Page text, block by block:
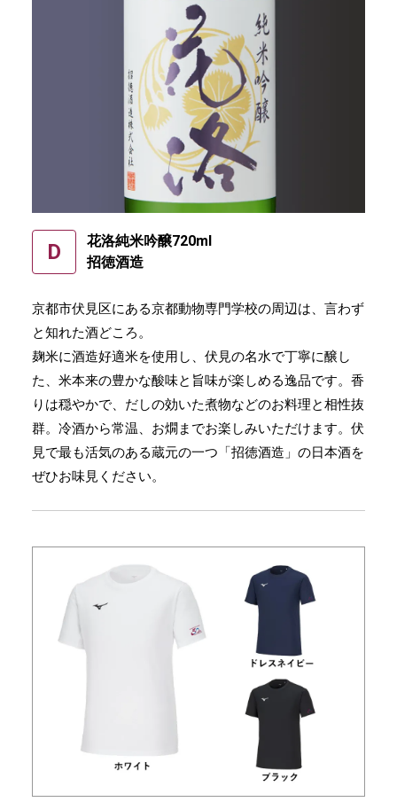
D
花洛純⽶吟醸720ml
招徳酒造
京都市伏⾒区にある京都動物専⾨学校の周辺は、⾔わず
と知れた酒どころ。
麹⽶に酒造好適⽶を使⽤し、伏⾒の名⽔で丁寧に醸し
た、⽶本来の豊かな酸味と旨味が楽しめる逸品です。香
りは穏やかで、だしの効いた煮物などのお料理と相性抜
群。冷酒から常温、お燗までお楽しみいただけます。伏
⾒で最も活気のある蔵元の⼀つ「招徳酒造」の日本酒を
ぜひお味見ください。